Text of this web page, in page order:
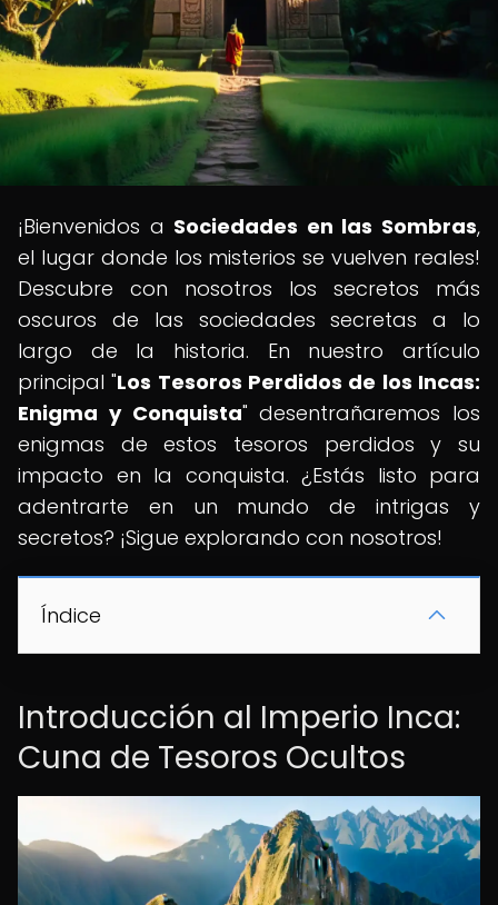
¡Bienvenidos a Sociedades en las Sombras,
el lugar donde los misterios se vuelven reales!
Descubre con nosotros los secretos más
oscuros de las sociedades secretas a lo
largo de la historia. En nuestro artículo
principal "Los Tesoros Perdidos de los Incas:
Enigma y Conquista" desentrañaremos los
enigmas de estos tesoros perdidos y su
impacto en la conquista. ¿Estás listo para
adentrarte en un mundo de intrigas y
secretos? ¡Sigue explorando con nosotros!
Índice
Introducción al Imperio Inca:
Cuna de Tesoros Ocultos